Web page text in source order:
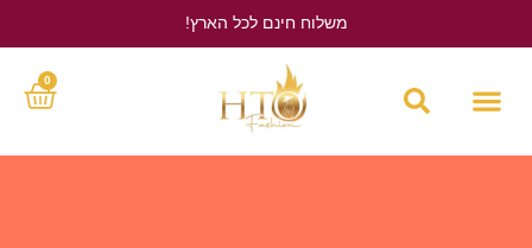
משלוח חינם לכל הארץ!
0